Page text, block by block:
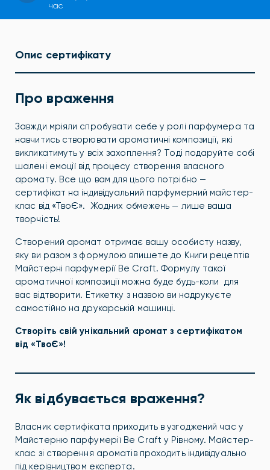
час
Опис сертифікату
Про враження
Завжди мріяли спробувати себе у ролі парфумера та
навчитись створювати ароматичні композиції, які
викликатимуть у всіх захоплення? Тоді подаруйте собі
шалені емоції від процесу створення власного
аромату. Все що вам для цього потрібно —
сертифікат на індивідуальний парфумерний майстер-
клас від «ТвоЄ». Жодних обмежень — лише ваша
творчість!
Створений аромат отримає вашу особисту назву,
яку ви разом з формулою впишете до Книги рецептів
Майстерні парфумерії Be Craft. Формулу такої
ароматичної композиції можна буде будь-коли для
вас відтворити. Етикетку з назвою ви надрукуєте
самостійно на друкарській машинці.
Створіть свій унікальний аромат з сертифікатом
від «ТвоЄ»!
Як відбувається враження?
Власник сертифіката приходить в узгоджений час у
Майстерню парфумерії Be Craft у Рівному. Майстер-
клас зі створення ароматів проходить індивідуально
під керівництвом експерта.